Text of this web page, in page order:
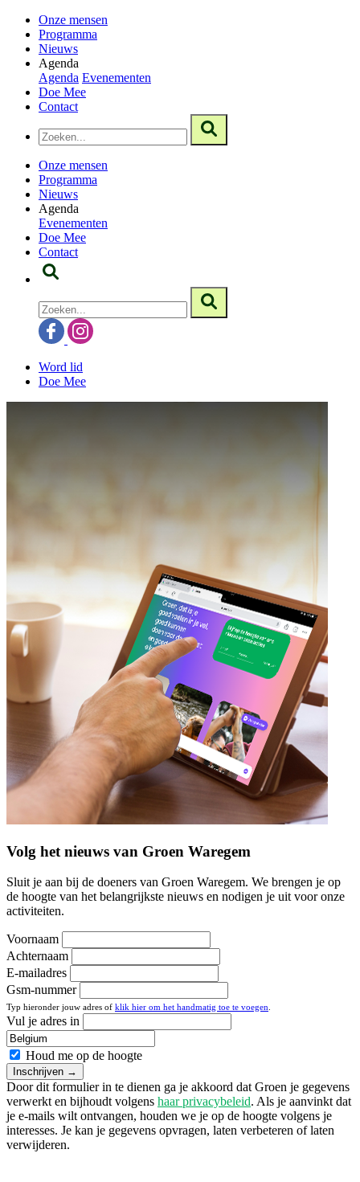
Onze mensen
Programma
Nieuws
Agenda
Agenda Evenementen
Doe Mee
Contact
Onze mensen
Programma
Nieuws
Agenda
Evenementen
Doe Mee
Contact
Word lid
Doe Mee
Volg het nieuws van Groen Waregem
Sluit je aan bij de doeners van Groen Waregem. We brengen je op
de hoogte van het belangrijkste nieuws en nodigen je uit voor onze
activiteiten.
Voornaam
Achternaam
E-mailadres
Gsm-nummer
Typ hieronder jouw adres of klik hier om het handmatig toe te voegen.
Vul je adres in
Houd me op de hoogte
Door dit formulier in te dienen ga je akkoord dat Groen je gegevens
verwerkt en bijhoudt volgens haar privacybeleid. Als je aanvinkt dat
je e-mails wilt ontvangen, houden we je op de hoogte volgens je
interesses. Je kan je gegevens opvragen, laten verbeteren of laten
verwijderen.